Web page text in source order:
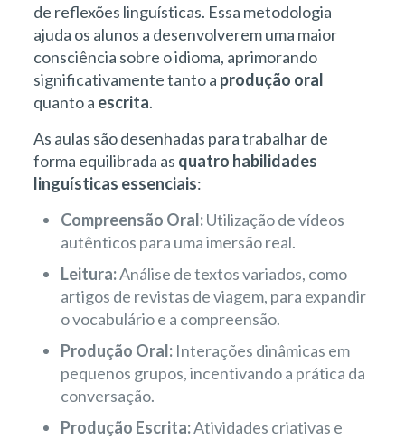
de reflexões linguísticas. Essa metodologia
ajuda os alunos a desenvolverem uma maior
consciência sobre o idioma, aprimorando
significativamente tanto a produção oral
quanto a escrita.
As aulas são desenhadas para trabalhar de
forma equilibrada as quatro habilidades
linguísticas essenciais:
Compreensão Oral:Utilização de vídeos
autênticos para uma imersão real.
Leitura:Análise de textos variados, como
artigos de revistas de viagem, para expandir
o vocabulário e a compreensão.
Produção Oral:Interações dinâmicas em
pequenos grupos, incentivando a prática da
conversação.
Produção Escrita:Atividades criativas e